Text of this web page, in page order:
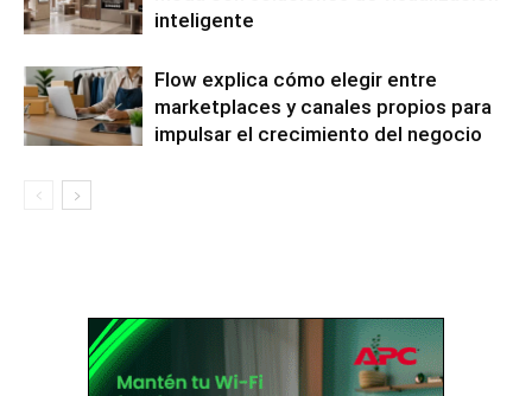
inteligente
Flow explica cómo elegir entre
marketplaces y canales propios para
impulsar el crecimiento del negocio